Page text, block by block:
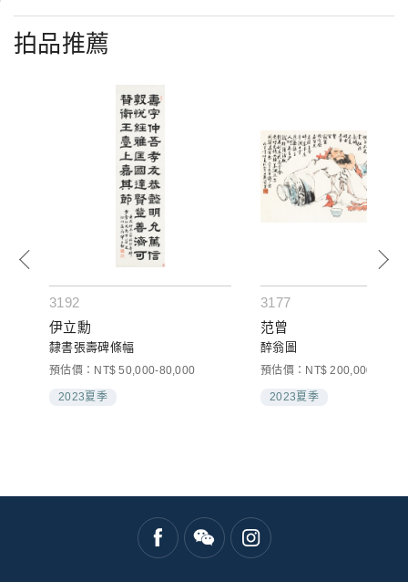
拍品推薦
3192
伊立勳
隸書張壽碑條幅
預估價：NT$ 50,000-80,000
2023夏季
3177
范曾
醉翁圖
預估價：NT$ 200,000-
2023夏季